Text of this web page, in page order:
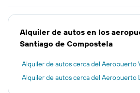
Alquiler de autos en los
Santiago de Compostela
Alquiler de autos cerca del Aeropuerto
Alquiler de autos cerca del Aeropuerto